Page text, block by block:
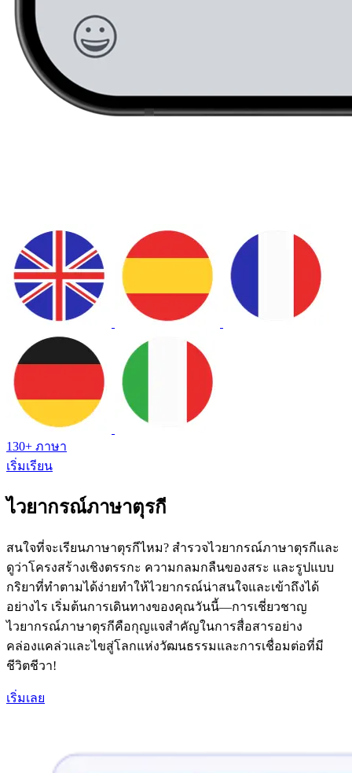
130+ ภาษา
เริ่มเรียน
ไวยากรณ์ภาษาตุรกี
สนใจที่จะเรียนภาษาตุรกีไหม? สำรวจไวยากรณ์ภาษาตุรกีและ
ดูว่าโครงสร้างเชิงตรรกะ ความกลมกลืนของสระ และรูปแบบ
กริยาที่ทำตามได้ง่ายทำให้ไวยากรณ์น่าสนใจและเข้าถึงได้
อย่างไร เริ่มต้นการเดินทางของคุณวันนี้—การเชี่ยวชาญ
ไวยากรณ์ภาษาตุรกีคือกุญแจสำคัญในการสื่อสารอย่าง
คล่องแคล่วและไขสู่โลกแห่งวัฒนธรรมและการเชื่อมต่อที่มี
ชีวิตชีวา!
เริ่มเลย